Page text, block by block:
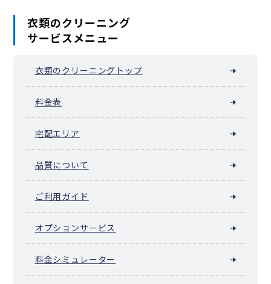
衣類のクリーニング
サービスメニュー
衣類のクリーニングトップ
料金表
宅配エリア
品質について
ご利用ガイド
オプションサービス
料金シミュレーター